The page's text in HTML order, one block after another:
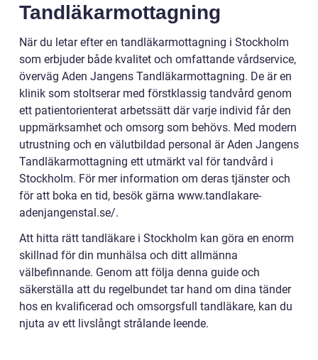
Tandläkarmottagning
När du letar efter en tandläkarmottagning i Stockholm
som erbjuder både kvalitet och omfattande vårdservice,
överväg Aden Jangens Tandläkarmottagning. De är en
klinik som stoltserar med förstklassig tandvård genom
ett patientorienterat arbetssätt där varje individ får den
uppmärksamhet och omsorg som behövs. Med modern
utrustning och en välutbildad personal är Aden Jangens
Tandläkarmottagning ett utmärkt val för tandvård i
Stockholm. För mer information om deras tjänster och
för att boka en tid, besök gärna www.tandlakare-
adenjangenstal.se/.
Att hitta rätt tandläkare i Stockholm kan göra en enorm
skillnad för din munhälsa och ditt allmänna
välbefinnande. Genom att följa denna guide och
säkerställa att du regelbundet tar hand om dina tänder
hos en kvalificerad och omsorgsfull tandläkare, kan du
njuta av ett livslångt strålande leende.